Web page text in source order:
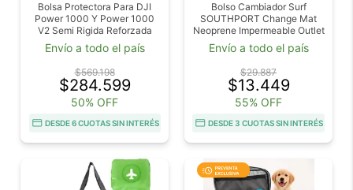
Bolsa Protectora Para DJI
Power 1000 Y Power 1000
V2 Semi Rigida Reforzada
Compartimentos Multiples
Manija Acolchada
Envío a todo el país
$569.198
$284.599
50% OFF
DESDE 6 CUOTAS SIN INTERÉS
Bolso Cambiador Surf
SOUTHPORT Change Mat
Neoprene Impermeable Outlet
Envío a todo el país
$29.887
$13.449
55% OFF
DESDE 3 CUOTAS SIN INTERÉS